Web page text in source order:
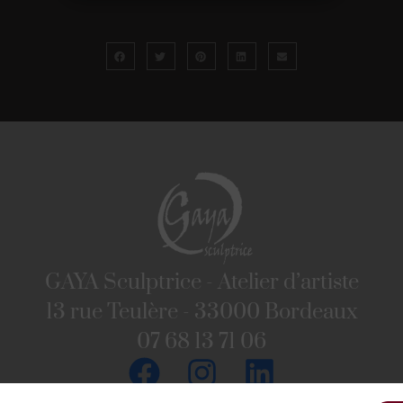
GAYA Sculptrice - Atelier d’artiste
13 rue Teulère - 33000 Bordeaux
07 68 13 71 06